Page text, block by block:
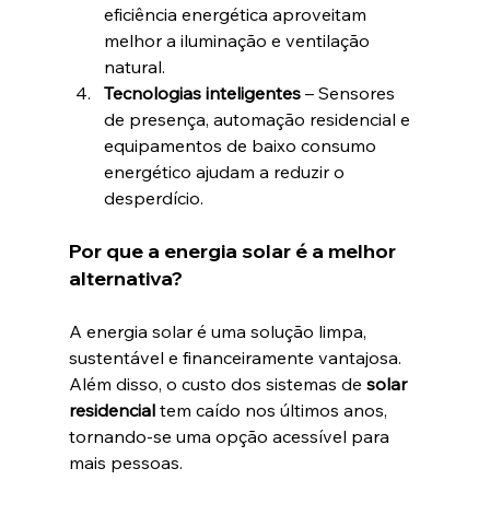
eficiência energética aproveitam
melhor a iluminação e ventilação
natural.
Tecnologias inteligentes – Sensores
de presença, automação residencial e
equipamentos de baixo consumo
energético ajudam a reduzir o
desperdício.
Por que a energia solar é a melhor
alternativa?
A energia solar é uma solução limpa,
sustentável e financeiramente vantajosa.
Além disso, o custo dos sistemas de solar
residencial tem caído nos últimos anos,
tornando-se uma opção acessível para
mais pessoas.